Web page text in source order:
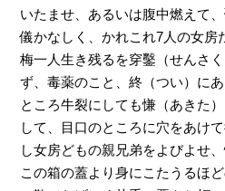
いたませ、あるいは腹中燃えて
儀かなしく、かれこれ7人の女房
梅一人生き残るを穿鑿（せんさ
ず、毒薬のこと、終（つい）に
ところ牛裂にしても慊（あきた
して、目口のところに穴をあけ
し女房どもの親兄弟をよびよせ
この箱の蓋より身にこたうるほ